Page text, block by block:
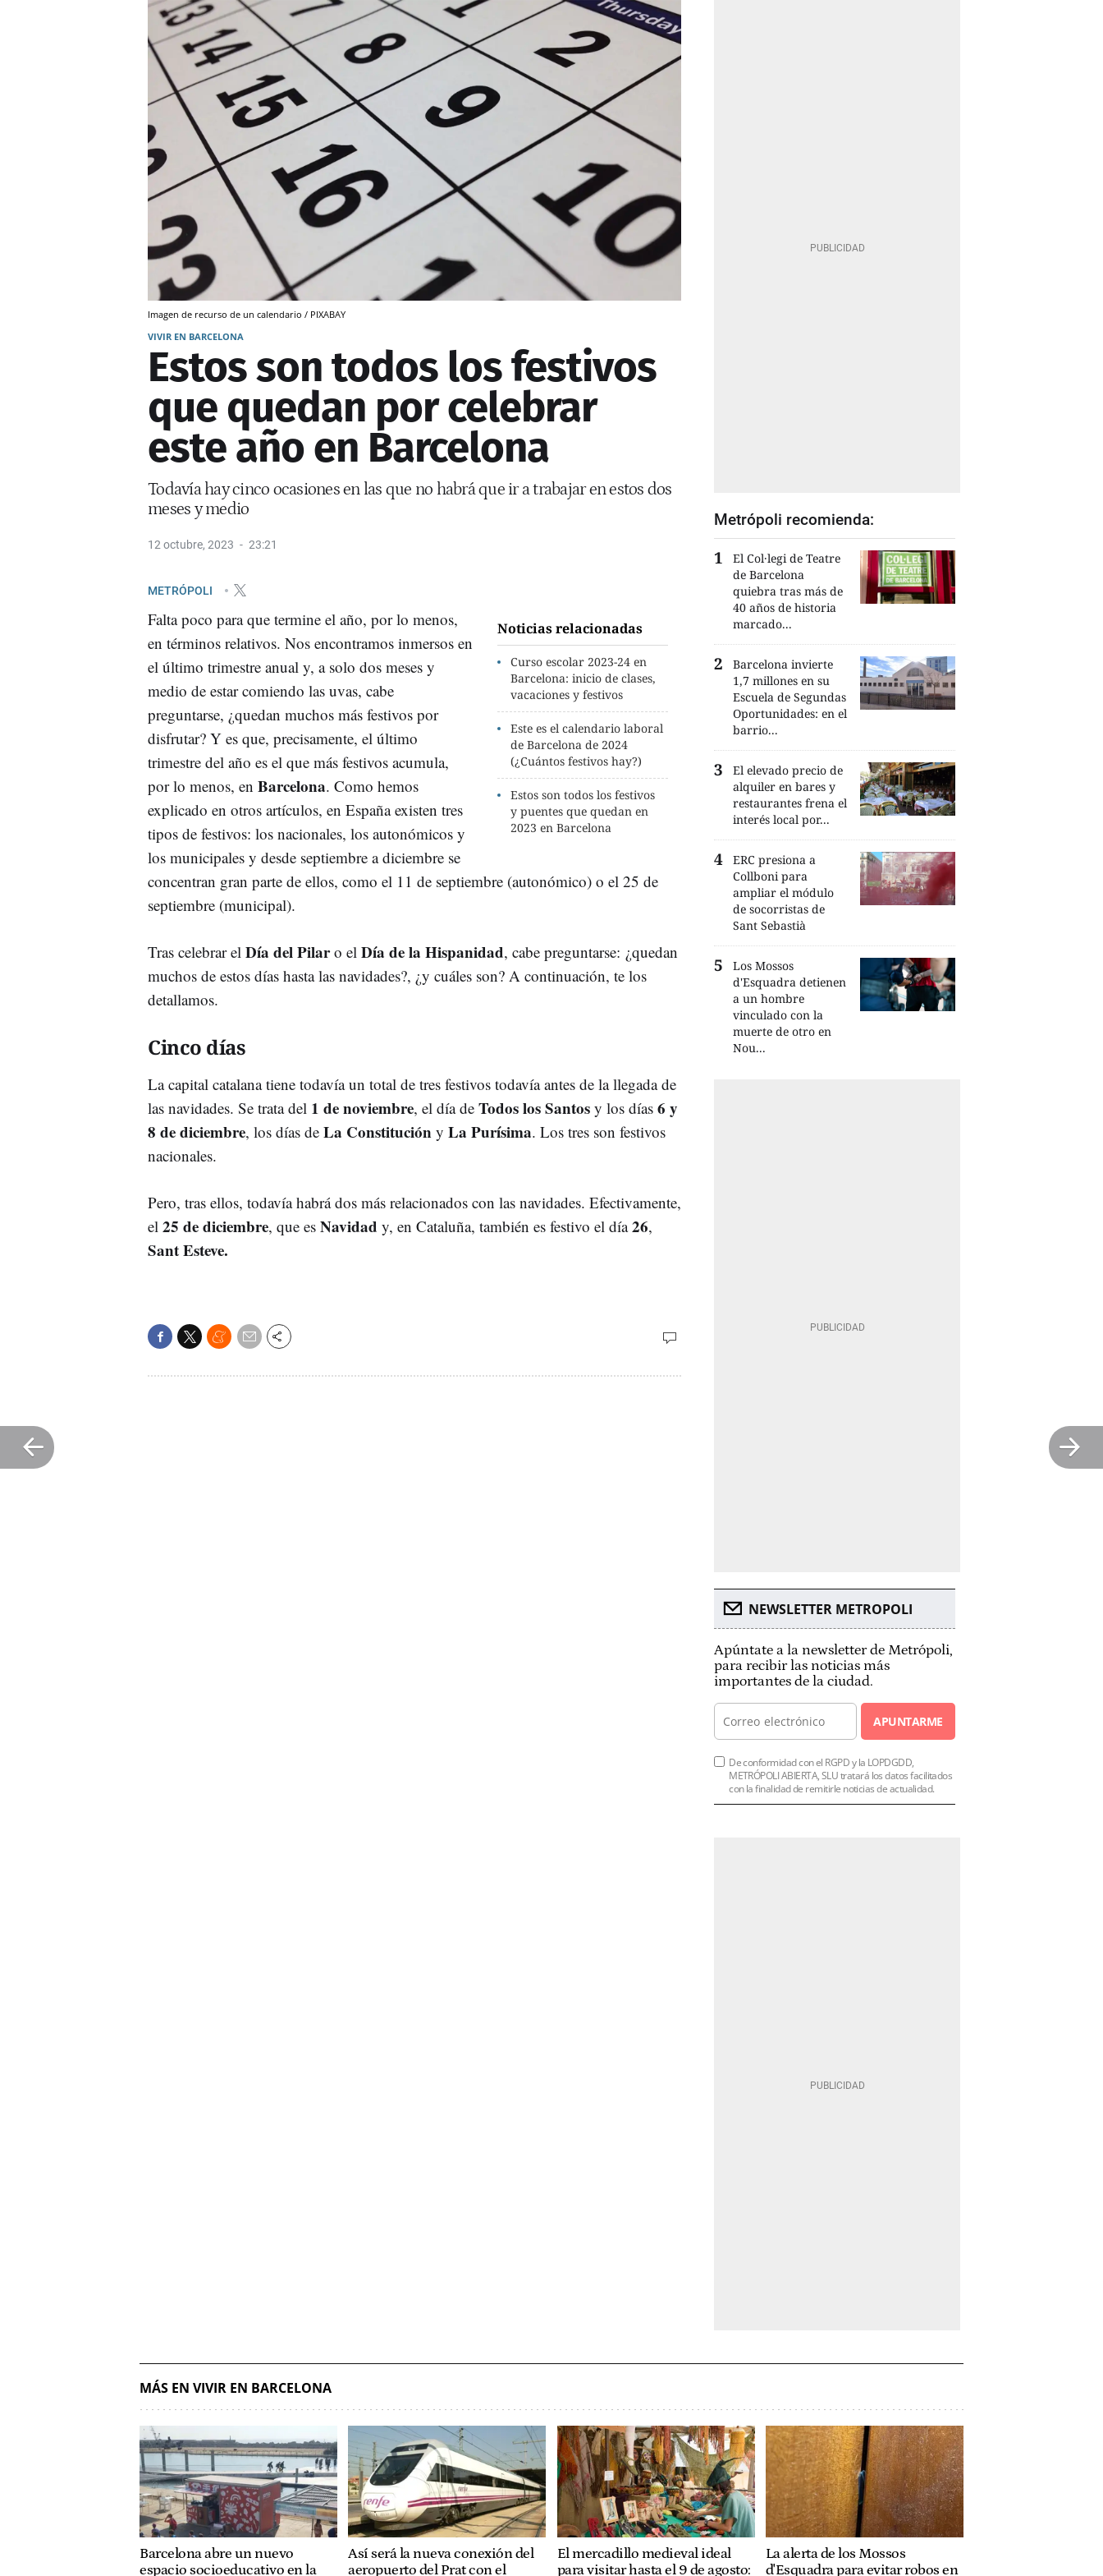
Imagen de recurso de un calendario / PIXABAY
VIVIR EN BARCELONA
Estos son todos los festivos
que quedan por celebrar
este año en Barcelona
Todavía hay cinco ocasiones en las que no habrá que ir a trabajar en estos dos
meses y medio
12 octubre, 2023 23:21
METRÓPOLI
Noticias relacionadas
Curso escolar 2023-24 en
Barcelona: inicio de clases,
vacaciones y festivos
Este es el calendario laboral
de Barcelona de 2024
(¿Cuántos festivos hay?)
Estos son todos los festivos
y puentes que quedan en
2023 en Barcelona
Falta poco para que termine el año, por lo menos,
en términos relativos. Nos encontramos inmersos en
el último trimestre anual y, a solo dos meses y
medio de estar comiendo las uvas, cabe
preguntarse, ¿quedan muchos más festivos por
disfrutar? Y es que, precisamente, el último
trimestre del año es el que más festivos acumula,
por lo menos, en Barcelona. Como hemos
explicado en otros artículos, en España existen tres
tipos de festivos: los nacionales, los autonómicos y
los municipales y desde septiembre a diciembre se
concentran gran parte de ellos, como el 11 de septiembre (autonómico) o el 25 de
septiembre (municipal).
Tras celebrar el Día del Pilaro el Día de la Hispanidad, cabe preguntarse: ¿quedan
muchos de estos días hasta las navidades?, ¿y cuáles son? A continuación, te los
detallamos.
Cinco días
La capital catalana tiene todavía un total de tres festivos todavía antes de la llegada de
las navidades. Se trata del 1 de noviembre, el día de Todos los Santos y los días 6 y
8 de diciembre, los días de La Constitución y La Purísima. Los tres son festivos
nacionales.
Pero, tras ellos, todavía habrá dos más relacionados con las navidades. Efectivamente,
el 25 de diciembre, que es Navidad y, en Cataluña, también es festivo el día26,
Sant Esteve.
Metrópoli recomienda:
El Col·legi de Teatre
de Barcelona
quiebra tras más de
40 años de historia
marcado...
Barcelona invierte
1,7 millones en su
Escuela de Segundas
Oportunidades: en el
barrio...
El elevado precio de
alquiler en bares y
restaurantes frena el
interés local por...
ERC presiona a
Collboni para
ampliar el módulo
de socorristas de
Sant Sebastià
Los Mossos
d'Esquadra detienen
a un hombre
vinculado con la
muerte de otro en
Nou...
NEWSLETTER METROPOLI
Apúntate a la newsletter de Metrópoli,
para recibir las noticias más
importantes de la ciudad.
APUNTARME
De conformidad con el RGPD y la LOPDGDD,
METRÓPOLI ABIERTA, SLU tratará los datos facilitados
con la finalidad de remitirle noticias de actualidad.
MÁS EN VIVIR EN BARCELONA
Barcelona abre un nuevo
espacio socioeducativo en la
Así será la nueva conexión del
aeropuerto del Prat con el
El mercadillo medieval ideal
para visitar hasta el 9 de agosto:
La alerta de los Mossos
d'Esquadra para evitar robos en